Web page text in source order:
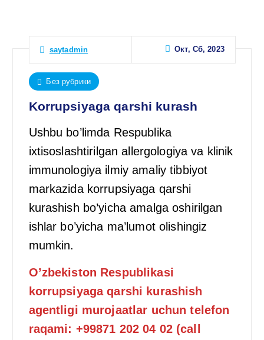
saytadmin Окт, Сб, 2023
Без рубрики
Korrupsiyaga qarshi kurash
Ushbu bo’limda Respublika
ixtisoslashtirilgan allergologiya va klinik
immunologiya ilmiy amaliy tibbiyot
markazida korrupsiyaga qarshi
kurashish bo’yicha amalga oshirilgan
ishlar bo’yicha ma’lumot olishingiz
mumkin.
O’zbekiston Respublikasi
korrupsiyaga qarshi kurashish
agentligi murojaatlar uchun telefon
raqami: +99871 202 04 02 (call